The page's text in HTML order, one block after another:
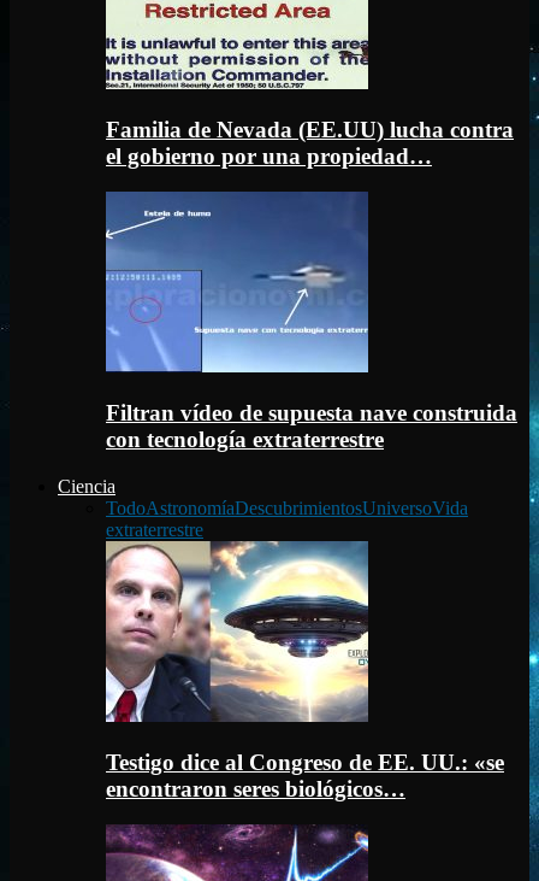
Familia de Nevada (EE.UU) lucha contra
el gobierno por una propiedad…
Filtran vídeo de supuesta nave construida
con tecnología extraterrestre
Ciencia
TodoAstronomíaDescubrimientosUniversoVida
extraterrestre
Testigo dice al Congreso de EE. UU.: «se
encontraron seres biológicos…